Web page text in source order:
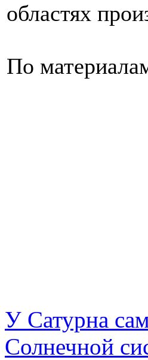
областях
По
У Сатурна
Солнечной